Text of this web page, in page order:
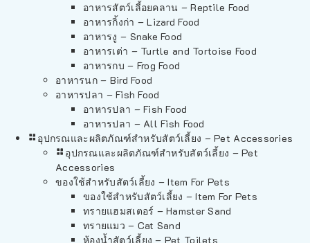
อาหารสัตว์เลี้อยคลาน – Reptile Food
อาหารกิ้งก่า – Lizard Food
อาหารงู – Snake Food
อาหารเต่า – Turtle and Tortoise Food
อาหารกบ – Frog Food
อาหารนก – Bird Food
อาหารปลา – Fish Food
อาหารปลา – Fish Food
อาหารปลา – All Fish Food
อุปกรณและผลิตภัณฑ์สำหรับสัตว์เลี้ยง – Pet Accessories
อุปกรณและผลิตภัณฑ์สำหรับสัตว์เลี้ยง – Pet
Accessories
ของใช้สำหรับสัตว์เลี้ยง – Item For Pets
ของใช้สำหรับสัตว์เลี้ยง – Item For Pets
ทรายแฮมสเตอร์ – Hamster Sand
ทรายแมว – Cat Sand
ห้องน้ำสัตว์เลี้ยง – Pet Toilets